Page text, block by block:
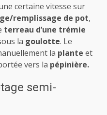
certaine vitesse sur
remplissage de pot,
terreau d’une trémie
la goulotte. Le
la plante et
vers la pépinière.
semi-